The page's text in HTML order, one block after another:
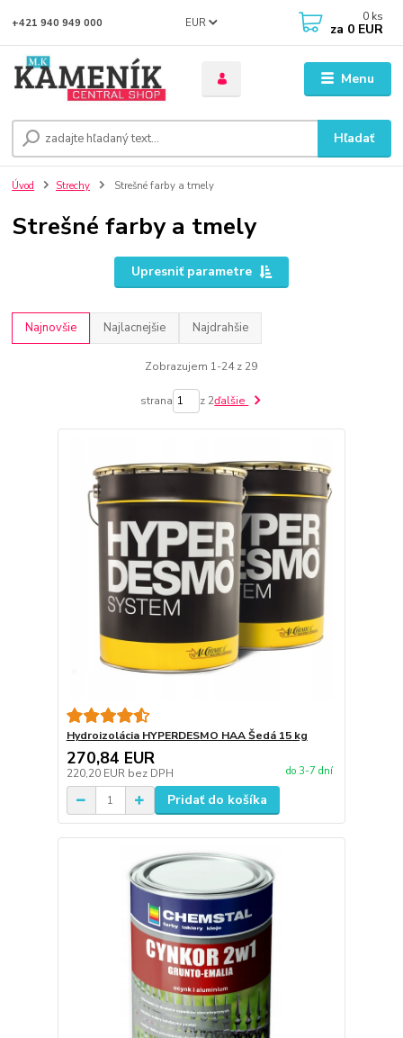
Menu
EUR
Hľadať
+421 940 949 000 0 ks
za 0 EUR
Úvod Strechy Strešné farby a tmely
Strešné farby a tmely
Upresniť parametre
Najnovšie Najlacnejšie Najdrahšie
Zobrazujem 1-24 z 29
strana z 2ďalšie
Hydroizolácia HYPERDESMO HAA Šedá 15 kg
270,84 EUR
220,20 EUR bez DPH do 3-7 dní
Pridať do košíka